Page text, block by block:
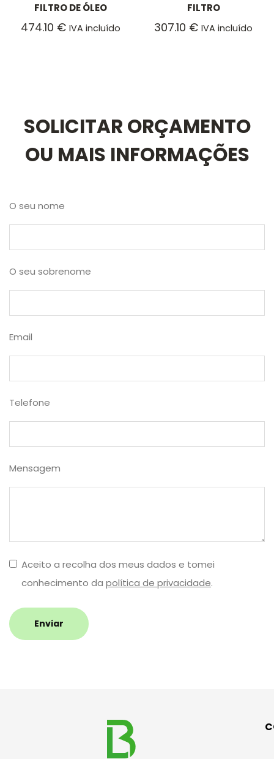
FILTRO DE ÓLEO
474.10 € IVA incluído
FILTRO
307.10 € IVA incluído
SOLICITAR ORÇAMENTO
OU MAIS INFORMAÇÕES
O seu nome
O seu sobrenome
Email
Telefone
Mensagem
Aceito a recolha dos meus dados e tomei
conhecimento da política de privacidade.
Enviar